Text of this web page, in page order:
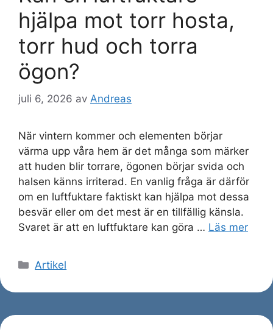
hjälpa mot torr hosta,
torr hud och torra
ögon?
juli 6, 2026 av Andreas
När vintern kommer och elementen börjar
värma upp våra hem är det många som märker
att huden blir torrare, ögonen börjar svida och
halsen känns irriterad. En vanlig fråga är därför
om en luftfuktare faktiskt kan hjälpa mot dessa
besvär eller om det mest är en tillfällig känsla.
Svaret är att en luftfuktare kan göra … Läs mer
Kategorier
Artikel